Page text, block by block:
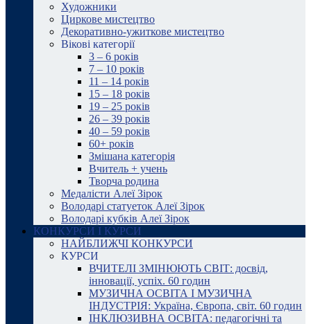
Художники
Циркове мистецтво
Декоративно-ужиткове мистецтво
Вікові категорії
3 – 6 років
7 – 10 років
11 – 14 років
15 – 18 років
19 – 25 років
26 – 39 років
40 – 59 років
60+ років
Змішана категорія
Вчитель + учень
Творча родина
Медалісти Алеї Зірок
Володарі статуеток Алеї Зірок
Володарі кубків Алеї Зірок
КОНКУРСИ І КУРСИ
НАЙБЛИЖЧІ КОНКУРСИ
КУРСИ
ВЧИТЕЛІ ЗМІНЮЮТЬ СВІТ: досвід,
інновації, успіх. 60 годин
МУЗИЧНА ОСВІТА І МУЗИЧНА
ІНДУСТРІЯ: Україна, Європа, світ. 60 годин
ІНКЛЮЗИВНА ОСВІТА: педагогічні та